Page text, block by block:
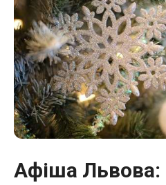
Афіша Львова: